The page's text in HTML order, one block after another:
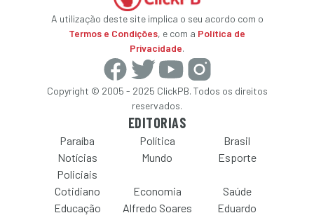
A utilização deste site implica o seu acordo com o
Termos e Condições, e com a Política de
Privacidade.
Copyright © 2005 - 2025 ClickPB. Todos os direitos
reservados.
EDITORIAS
Paraíba Política
Brasil
Notícias
Policiais
Mundo Esporte
Cotidiano Economia
Saúde
Educação
Alfredo Soares
Eduardo